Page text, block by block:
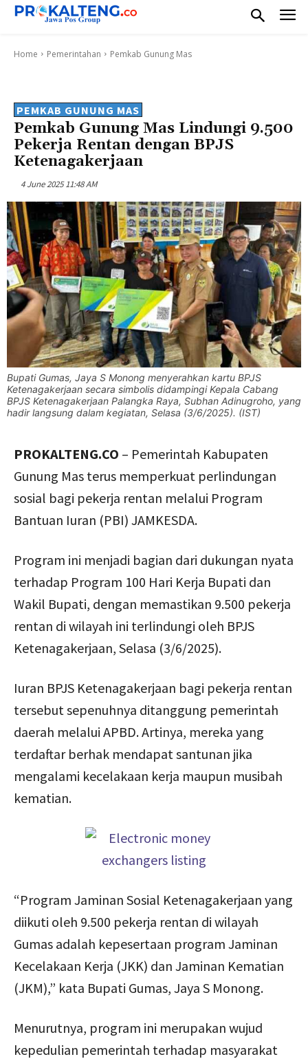
Home Pemerintahan Pemkab Gunung Mas
PEMKAB GUNUNG MAS
Pemkab Gunung Mas Lindungi 9.500
Pekerja Rentan dengan BPJS
Ketenagakerjaan
4 June 2025 11:48 AM
Bupati Gumas, Jaya S Monong menyerahkan kartu BPJS
Ketenagakerjaan secara simbolis didampingi Kepala Cabang
BPJS Ketenagakerjaan Palangka Raya, Subhan Adinugroho, yang
hadir langsung dalam kegiatan, Selasa (3/6/2025). (IST)
PROKALTENG.CO – Pemerintah Kabupaten
Gunung Mas terus memperkuat perlindungan
sosial bagi pekerja rentan melalui Program
Bantuan Iuran (PBI) JAMKESDA.
Program ini menjadi bagian dari dukungan nyata
terhadap Program 100 Hari Kerja Bupati dan
Wakil Bupati, dengan memastikan 9.500 pekerja
rentan di wilayah ini terlindungi oleh BPJS
Ketenagakerjaan, Selasa (3/6/2025).
Iuran BPJS Ketenagakerjaan bagi pekerja rentan
tersebut sepenuhnya ditanggung pemerintah
daerah melalui APBD. Artinya, mereka yang
terdaftar berhak mendapat santunan jika
mengalami kecelakaan kerja maupun musibah
kematian.
“Program Jaminan Sosial Ketenagakerjaan yang
diikuti oleh 9.500 pekerja rentan di wilayah
Gumas adalah kepesertaan program Jaminan
Kecelakaan Kerja (JKK) dan Jaminan Kematian
(JKM),” kata Bupati Gumas, Jaya S Monong.
Menurutnya, program ini merupakan wujud
kepedulian pemerintah terhadap masyarakat